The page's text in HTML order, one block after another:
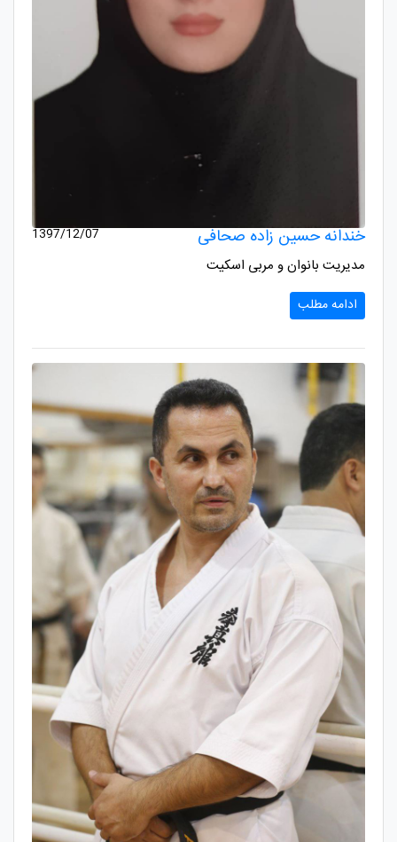
خندانه حسین زاده صحافی 1397/12/07
مدیریت بانوان و مربی اسکیت
ادامه مطلب